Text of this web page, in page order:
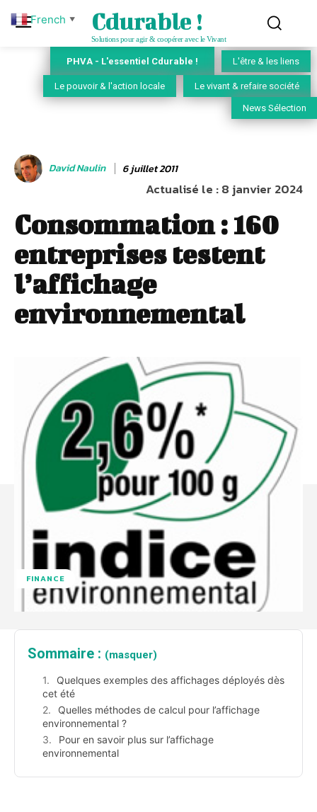
Cdurable !
Solutions pour agir & coopérer avec le Vivant
PHVA - L'essentiel Cdurable ! L'être & les liens
Le pouvoir & l'action locale Le vivant & refaire société
News Sélection
David Naulin 6 juillet 2011
Actualisé le :8 janvier 2024
Consommation : 160
entreprises testent
l’affichage
environnemental
FINANCE
Sommaire : (masquer)
Quelques exemples des affichages déployés dès
cet été
Quelles méthodes de calcul pour l’affichage
environnemental ?
Pour en savoir plus sur l’affichage
environnemental
French ▼